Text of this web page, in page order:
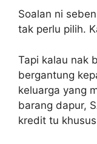
Soalan ni
tak perlu pilih.
Tapi kalau nak
bergantung
keluarga yang
barang dapur,
kredit tu